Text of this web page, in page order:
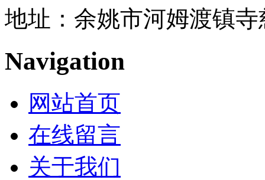
地址：余姚市河姆渡镇寺
Navigation
网站首页
在线留言
关于我们